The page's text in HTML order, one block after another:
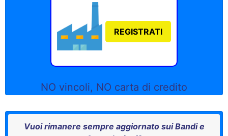
REGISTRATI
NO vincoli, NO carta di credito
Vuoi rimanere sempre aggiornato sui Bandi e